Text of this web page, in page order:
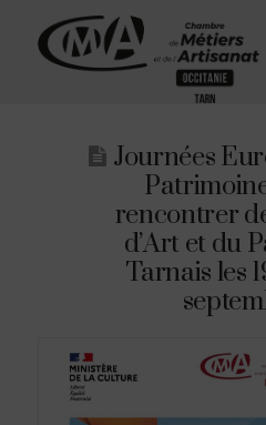
Journées
rencontrer
d’Art et du
Tarnais les